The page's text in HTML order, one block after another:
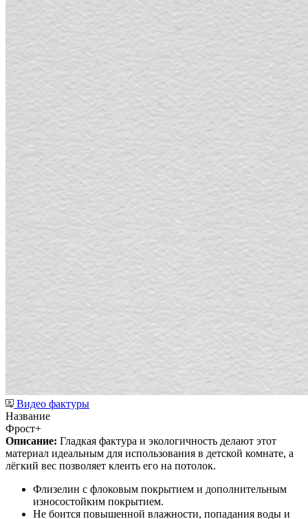
Видео фактуры
Название
Фрост+
Описание: Гладкая фактура и экологичность делают этот
материал идеальным для использования в детской комнате, а
лёгкий вес позволяет клеить его на потолок.
Флизелин с флоковым покрытием и дополнительным
износостойким покрытием.
Не боится повышенной влажности, попадания воды и